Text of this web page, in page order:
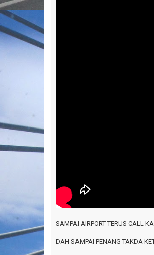
SAMPAI AIRPORT TERUS CALL
DAH SAMPAI PENANG TAKDA